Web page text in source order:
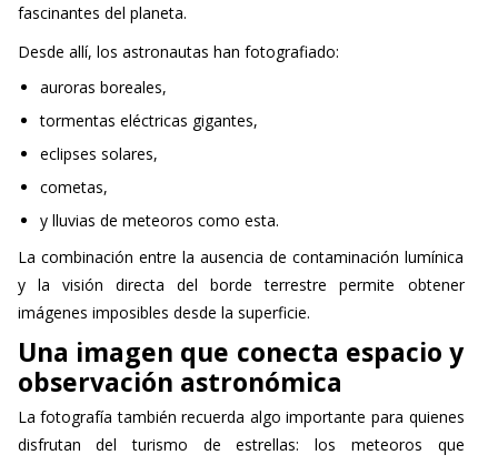
fascinantes del planeta.
Desde allí, los astronautas han fotografiado:
auroras boreales,
tormentas eléctricas gigantes,
eclipses solares,
cometas,
y lluvias de meteoros como esta.
La combinación entre la ausencia de contaminación lumínica
y la visión directa del borde terrestre permite obtener
imágenes imposibles desde la superficie.
Una imagen que conecta espacio y
observación astronómica
La fotografía también recuerda algo importante para quienes
disfrutan del turismo de estrellas: los meteoros que